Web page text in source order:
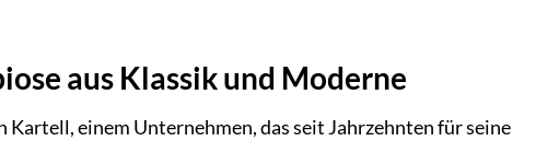
aus Klassik und Moderne
einem Unternehmen, das seit Jahrzehnten für seine